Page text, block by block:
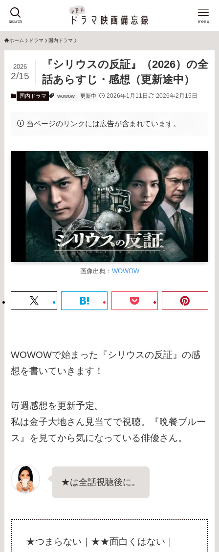
search menu
ホーム ドラマ 国内ドラマ
『シリウスの反証』（2026）の全
話あらすじ・感想（更新途中）
2026
2/15
国内ドラマ wowow 更新中 2026年1月11日 2026年2月15日
当ページのリンクには広告が含まれています。
画像出典： WOWOW
WOWOWで始まった『シリウスの反証』の感
想を書いていきます！
毎週感想を更新予定。
私は金子大地さん見当てで視聴。『晩餐ブルー
ス』を見てから気になっている俳優さん。
★は全話視聴後に。
★つまらない｜★★面白くはない｜